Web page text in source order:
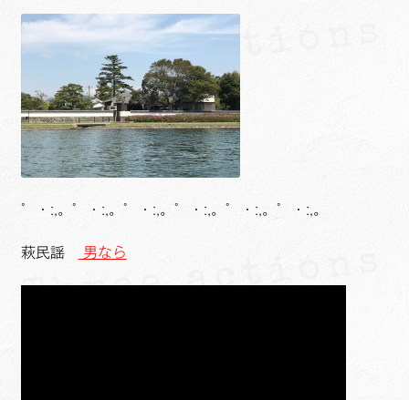
゜・:,。゜・:,。゜・:,。゜・:,。゜・:,。゜・:,。
萩民謡 男なら